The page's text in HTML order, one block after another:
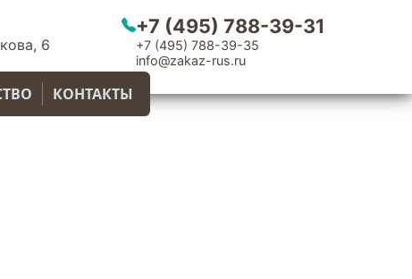
6
+7 (495) 788-39-31
+7 (495) 788-39-35
info@zakaz-rus.ru
КОНТАКТЫ